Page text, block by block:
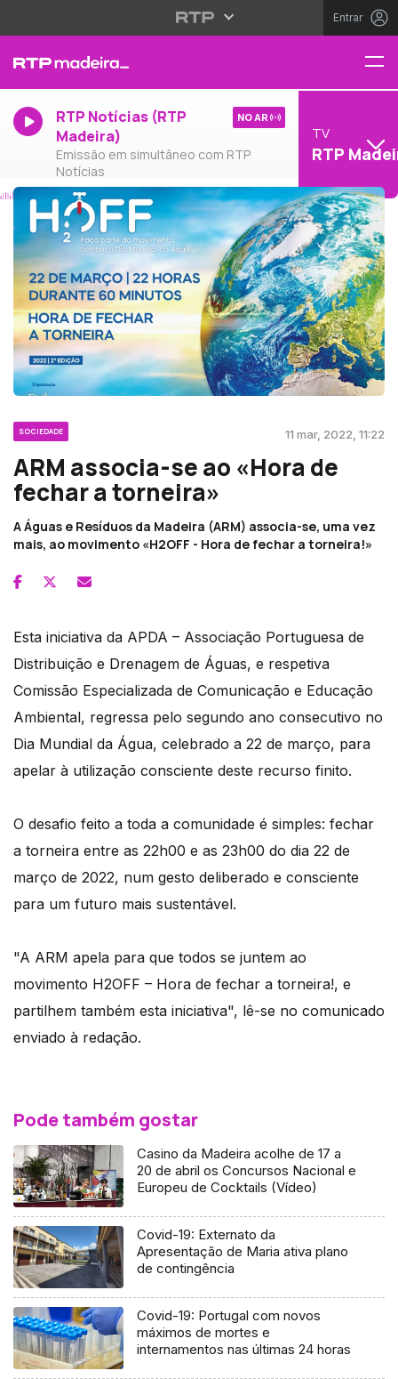
Entrar
RTP Notícias (RTP
Madeira)
Emissão em simultâneo com RTP
Notícias
NO AR
TV
RTP
SOCIEDADE 11 mar, 2022, 11:22
ARM associa-se ao «Hora de
fechar a torneira»
A Águas e Resíduos da Madeira (ARM) associa-se, uma vez
mais, ao movimento «H2OFF - Hora de fechar a torneira!»
Esta iniciativa da APDA – Associação Portuguesa de
Distribuição e Drenagem de Águas, e respetiva
Comissão Especializada de Comunicação e Educação
Ambiental, regressa pelo segundo ano consecutivo no
Dia Mundial da Água, celebrado a 22 de março, para
apelar à utilização consciente deste recurso finito.
O desafio feito a toda a comunidade é simples: fechar
a torneira entre as 22h00 e as 23h00 do dia 22 de
março de 2022, num gesto deliberado e consciente
para um futuro mais sustentável.
"A ARM apela para que todos se juntem ao
movimento H2OFF – Hora de fechar a torneira!, e
partilhem também esta iniciativa", lê-se no comunicado
enviado à redação.
Pode também gostar
Casino da Madeira acolhe de 17 a
20 de abril os Concursos Nacional e
Europeu de Cocktails (Vídeo)
Covid-19: Externato da
Apresentação de Maria ativa plano
de contingência
Covid-19: Portugal com novos
máximos de mortes e
internamentos nas últimas 24 horas